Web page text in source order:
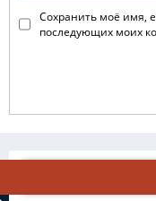
Сохранить моё имя,
последующих моих